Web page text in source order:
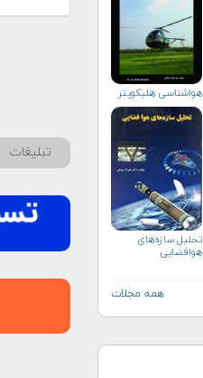
هواشناسی هلیكوپتر
تحلیل سازه‌های
هوافضایی
همه مجلات
تبلیغات